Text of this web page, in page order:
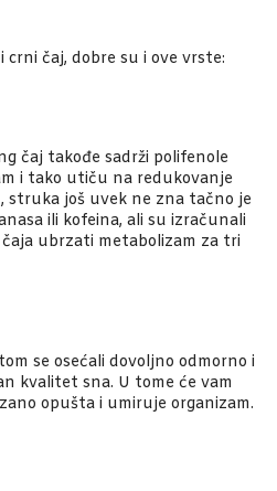
čaj, dobre su i ove vrste:
čaj takođe sadrži polifenole
i tako utiču na redukovanje
struka još uvek ne zna tačno je
ili kofeina, ali su izračunali
ubrzati metabolizam za tri
se osećali dovoljno odmorno i
kvalitet sna. U tome će vam
opušta i umiruje organizam.